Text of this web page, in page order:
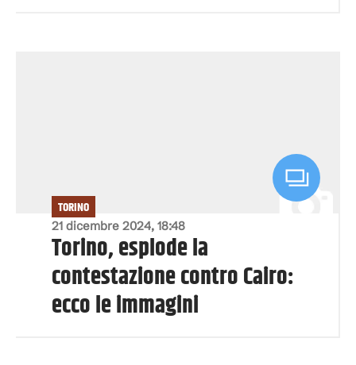
21 dicembre 2024, 18:48
TORINO
Torino, esplode la
contestazione contro Cairo:
ecco le immagini